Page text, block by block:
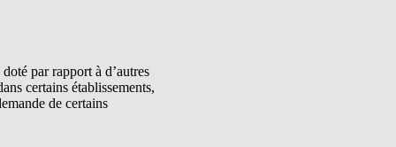
par rapport à d’autres
certains établissements,
de certains